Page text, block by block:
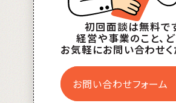
初回面談は無料で
経営や事業のこと、
お気軽にお問い合わせく
お問い合わせフォーム